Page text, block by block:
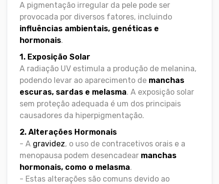
A pigmentação irregular da pele pode ser
provocada por diversos fatores, incluindo
influências ambientais, genéticas e
hormonais.
1. Exposição Solar
A radiação UV estimula a produção de melanina,
podendo levar ao aparecimento de manchas
escuras, sardas e melasma. A exposição solar
sem proteção adequada é um dos principais
causadores da hiperpigmentação.
2. Alterações Hormonais
- A gravidez, o uso de contracetivos orais e a
menopausa podem desencadear manchas
hormonais, como o melasma.
- Estas alterações são comuns devido ao